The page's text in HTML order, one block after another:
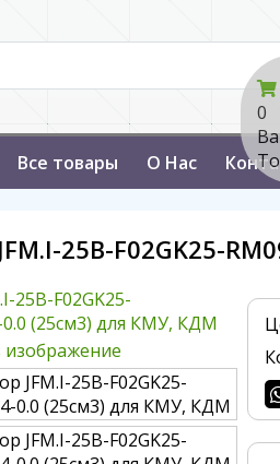
0
Все товары О Нас
25B-F02GK25-